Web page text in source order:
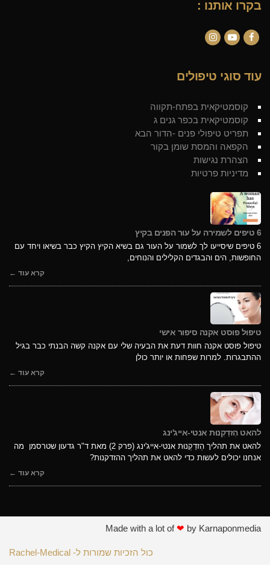
בקרו אותנו :
עוד סוגי טיפולים
קוסמטיקאית בפתח-תקווה
קוסמטיקאית בכפר גנים ג
תפריט טיפולי פנים -הדור הבא
הקפאה והמסת שומן בקור
הצהרת נגישות
מדיניות פרטיות
6 טיפים לשמירה על עור הפנים בקיץ
6 טיפים שיסייעו לך לשמור על העור גם בשיא הקיץ הקיץ כבר בשיאו ויחד עם
החופשות, הים והבגדים הקלילים והנוחים,
קרא עוד ←
טיפול פוסט אקנה סיפור אישי
טיפול פוסט אקנה חוות דעת את הבעיה שלי עם אקנה קשה הבנתי כבר בגיל
ההתבגרות. למרות שפחות או יותר כולן
קרא עוד ←
להאט הְזדַקְנוּת אנטי-אייג'ינג
להאט את תהליך הְזדַקְנוּת אנטי-אייג'ינג (פרק 2) מאת ד"ר גדעון שטרסמן מה
אנחנו יכולים לעשות כדי להאט את תהליך ההזדקנות?
קרא עוד ←
Made with a lot of❤ by Karnaponmedia
כול הזכיות שמורות ל- Rachel-Medical